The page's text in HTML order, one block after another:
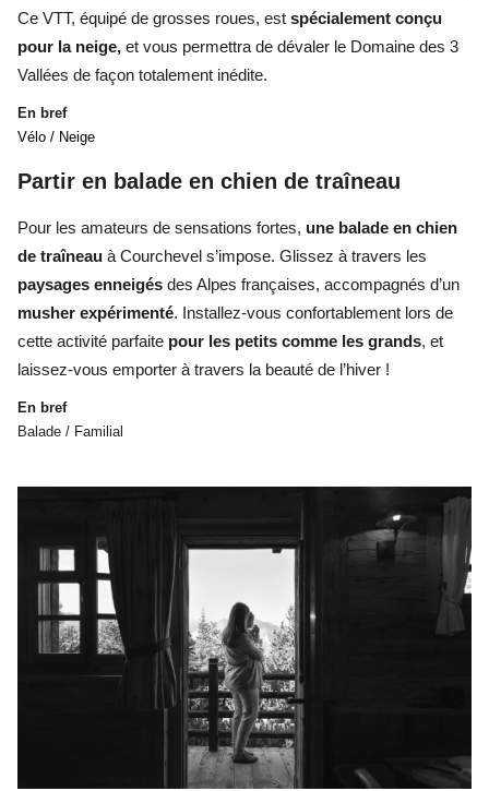
Ce VTT, équipé de grosses roues, est spécialement conçu
pour la neige, et vous permettra de dévaler le Domaine des 3
Vallées de façon totalement inédite.
En bref
Vélo / Neige
Partir en balade en chien de traîneau
Pour les amateurs de sensations fortes, une balade en chien
de traîneau à Courchevel s’impose. Glissez à travers les
paysages enneigés des Alpes françaises, accompagnés d’un
musher expérimenté. Installez-vous confortablement lors de
cette activité parfaite pour les petits comme les grands, et
laissez-vous emporter à travers la beauté de l’hiver !
En bref
Balade / Familial